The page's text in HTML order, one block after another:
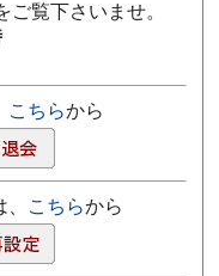
覧下さいませ。
こちらから
こちらから